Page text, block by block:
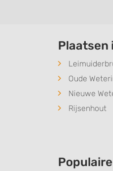
Plaatsen
Oude
Nieuwe
Rijsenhout